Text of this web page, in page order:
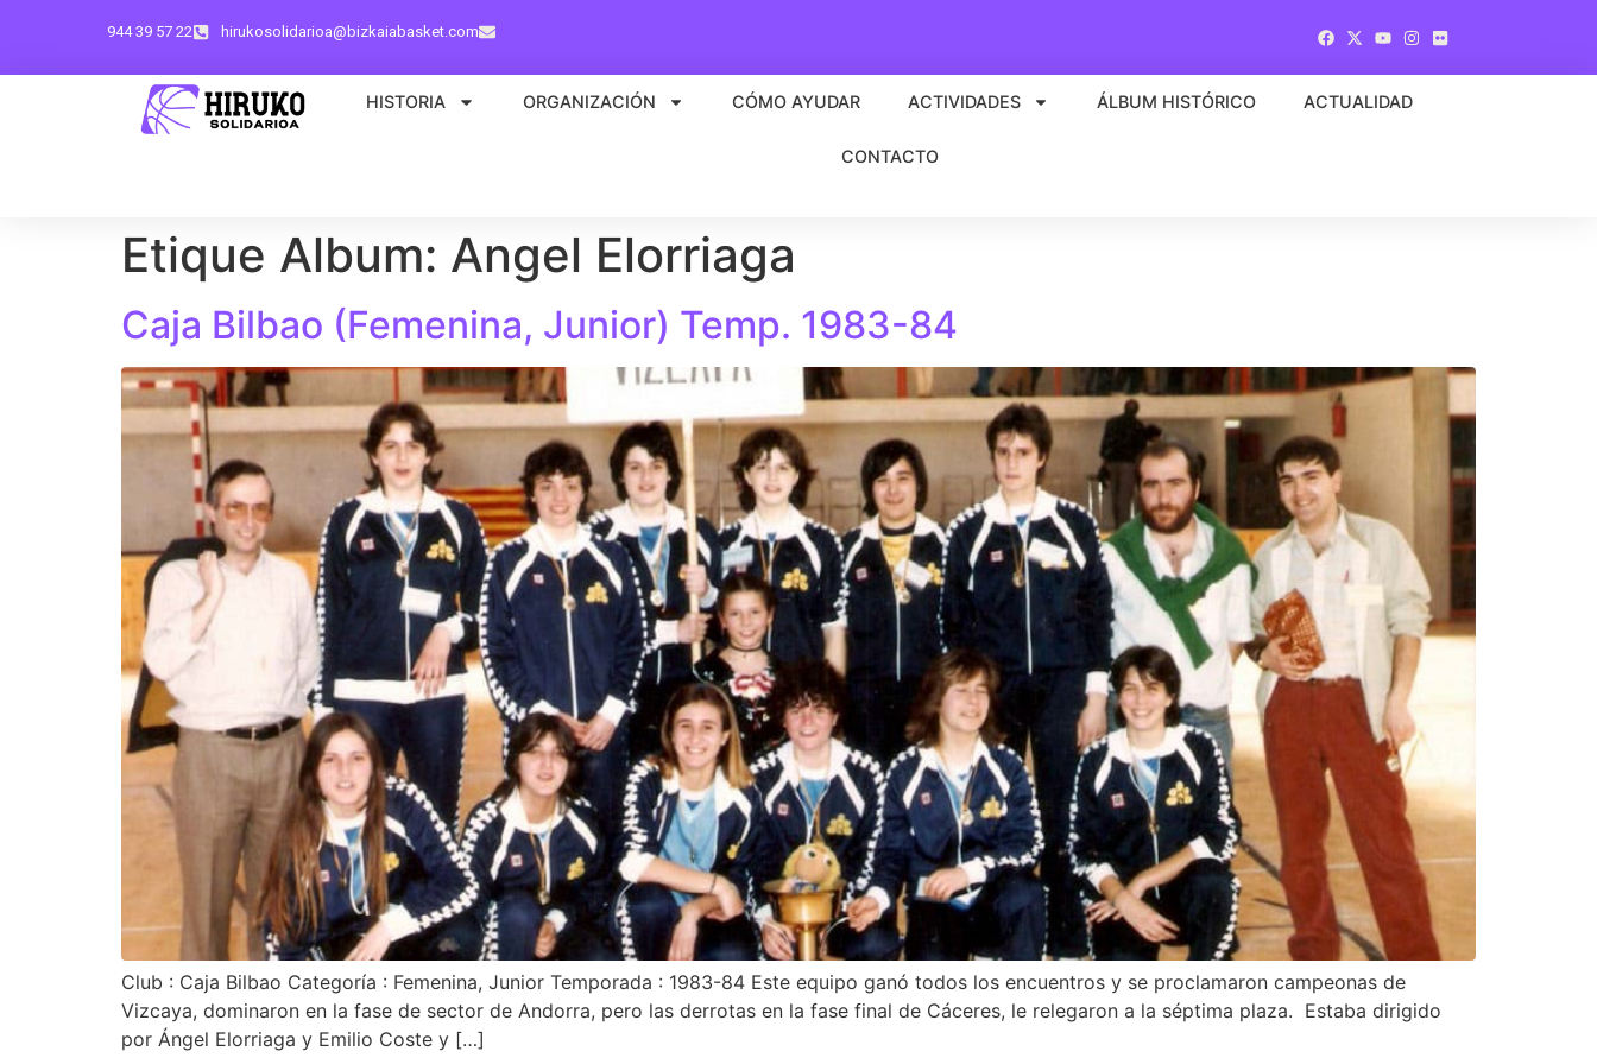
944 39 57 22 hirukosolidarioa@bizkaiabasket.com
HISTORIA ORGANIZACIÓN CÓMO AYUDAR ACTIVIDADES ÁLBUM HISTÓRICO ACTUALIDAD
CONTACTO
Etique Album: Angel Elorriaga
Caja Bilbao (Femenina, Junior) Temp. 1983-84
Club : Caja Bilbao Categoría : Femenina, Junior Temporada : 1983-84 Este equipo ganó todos los encuentros y se proclamaron campeonas de
Vizcaya, dominaron en la fase de sector de Andorra, pero las derrotas en la fase final de Cáceres, le relegaron a la séptima plaza. Estaba dirigido
por Ángel Elorriaga y Emilio Coste y […]